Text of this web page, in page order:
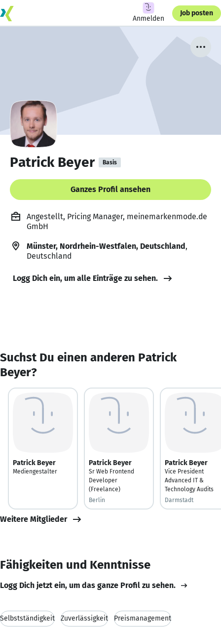
Anmelden
Job posten
Patrick Beyer Basis
Ganzes Profil ansehen
Angestellt, Pricing Manager, meinemarkenmode.de
GmbH
Münster, Nordrhein-Westfalen, Deutschland,
Deutschland
Logg Dich ein, um alle Einträge zu sehen.
Suchst Du einen anderen Patrick
Beyer?
Patrick Beyer
Mediengestalter
Patrick Beyer
Sr Web Frontend
Developer
(Freelance)
Berlin
Patrick Beyer
Vice President
Advanced IT &
Technology Audits
Darmstadt
Weitere Mitglieder
Fähigkeiten und Kenntnisse
Logg Dich jetzt ein, um das ganze Profil zu sehen.
Selbstständigkeit Zuverlässigkeit Preismanagement